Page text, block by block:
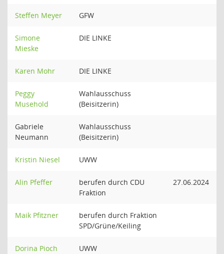
Steffen Meyer GFW
Simone
Mieske
DIE LINKE
Karen Mohr DIE LINKE
Peggy
Musehold
Wahlausschuss
(Beisitzerin)
Gabriele
Neumann
Wahlausschuss
(Beisitzerin)
Kristin Niesel UWW
Alin Pfeffer
berufen durch CDU
Fraktion
27.06.2024
Maik Pfitzner
berufen durch Fraktion
SPD/Grüne/Keiling
Dorina Pioch UWW